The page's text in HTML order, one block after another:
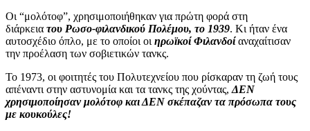
Οι “μολότοφ”, χρησιμοποιήθηκαν για πρώτη φορά στη
διάρκεια του Ρωσο-φιλανδικού Πολέμου, το 1939. Κι ήταν ένα
αυτοσχέδιο όπλο, με το οποίοι οι ηρωϊκοί Φιλανδοίαναχαίτισαν
την προέλαση των σοβιετικών τανκς.
Το 1973, οι φοιτητές του Πολυτεχνείου που ρίσκαραν τη ζωή τους
απέναντι στην αστυνομία και τα τανκς της χούντας, ΔΕΝ
χρησιμοποίησαν μολότοφ και ΔΕΝ σκέπαζαν τα πρόσωπα τους
με κουκούλες!